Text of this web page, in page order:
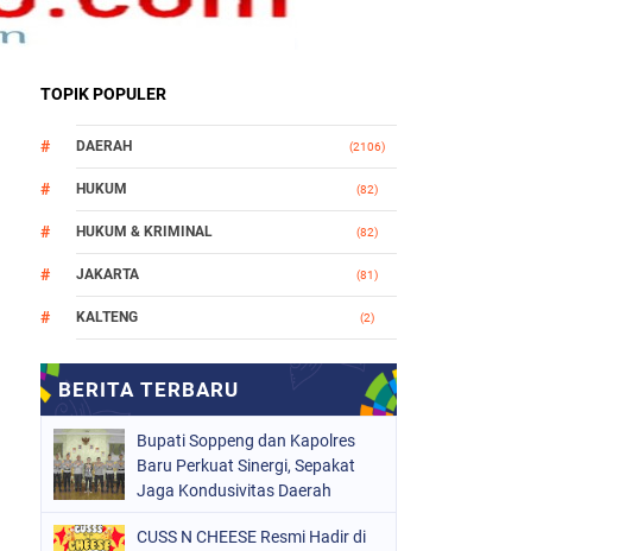
TOPIK POPULER
DAERAH (2106)
HUKUM (82)
HUKUM & KRIMINAL (82)
JAKARTA (81)
KALTENG (2)
MAKASSAR
(1021)
ORGANISASI (184)
PERISTIWA
POLITIK (220)
Bupati Soppeng dan Kapolres
Baru Perkuat Sinergi, Sepakat
Jaga Kondusivitas Daerah
CUSS N CHEESE Resmi Hadir di